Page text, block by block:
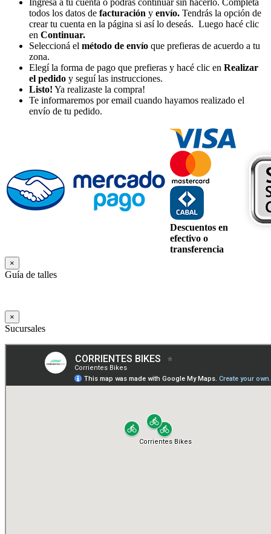
todos los datos de facturación y envío. Tendrás la opción de
crear tu cuenta en la página si así lo deseás. Luego hacé clic
en Continuar.
Seleccioná el método de envío que prefieras de acuerdo a tu
zona.
Elegí la forma de pago que prefieras y hacé clic en Realizar
el pedido y seguí las instrucciones.
Listo! Ya realizaste la compra!
Te informaremos por email cuando hayamos realizado el
envío de tu pedido.
Descuentos en
efectivo o
transferencia
×
Guía de talles
×
Sucursales